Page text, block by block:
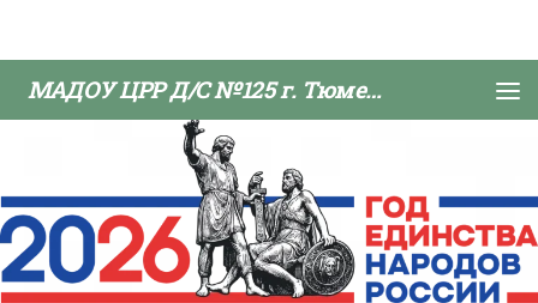
МАДОУ ЦРР Д/С №125 г. Тюмени